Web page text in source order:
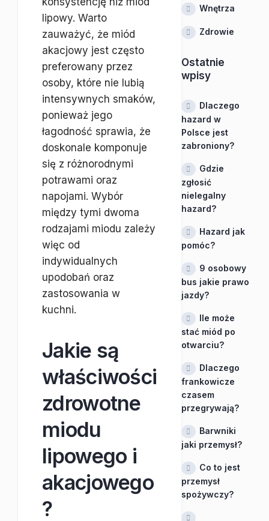
lipowy. Warto
zauważyć, że miód
akacjowy jest często
preferowany przez
osoby, które nie lubią
intensywnych smaków,
ponieważ jego
łagodność sprawia, że
doskonale komponuje
się z różnorodnymi
potrawami oraz
napojami. Wybór
między tymi dwoma
rodzajami miodu zależy
więc od
indywidualnych
upodobań oraz
zastosowania w
kuchni.
Jakie są
właściwości
zdrowotne
miodu
lipowego i
akacjowego
?
Wnętrza
Zdrowie
Ostatnie
wpisy
Dlaczego
hazard w
Polsce jest
zabroniony?
Gdzie
zgłosić
nielegalny
hazard?
Hazard jak
pomóc?
9 osobowy
bus jakie prawo
jazdy?
Ile może
stać miód po
otwarciu?
Dlaczego
frankowicze
czasem
przegrywają?
Barwniki
jaki przemysł?
Co to jest
przemysł
spożywczy?